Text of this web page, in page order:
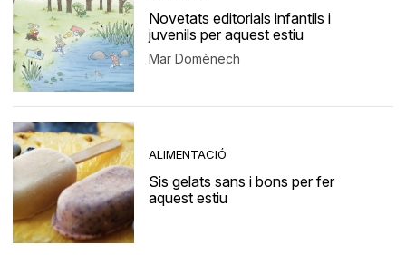
Novetats editorials infantils i
juvenils per aquest estiu
Mar Domènech
ALIMENTACIÓ
Sis gelats sans i bons per fer
aquest estiu